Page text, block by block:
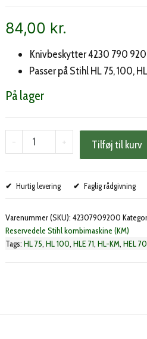
84,00 kr.
Knivbeskytter 4230 790
Passer på Stihl HL 75, 100,
På lager
-
Stihl
skærm
stanghækkeklipper
790
9200)
+ Tilføj til kurv
Hurtig levering Faglig rådgivning
Varenummer (SKU): 42307909200
Reservedele Stihl kombimaskine (KM)
Tags: HL 75, HL 100, HLE 71, HL-KM, HEL